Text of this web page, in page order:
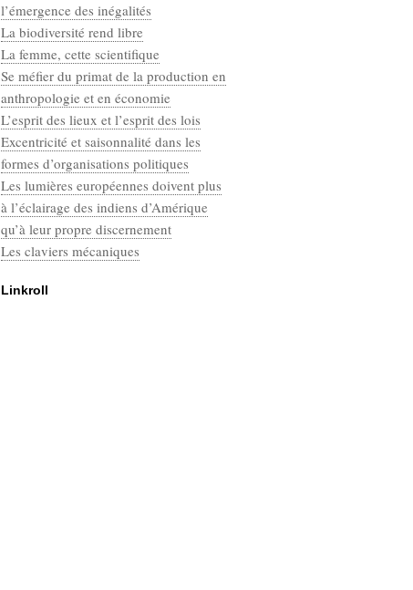
l’émergence des inégalités
La biodiversité rend libre
La femme, cette scientifique
Se méfier du primat de la production en
anthropologie et en économie
L’esprit des lieux et l’esprit des lois
Excentricité et saisonnalité dans les
formes d’organisations politiques
Les lumières européennes doivent plus
à l’éclairage des indiens d’Amérique
qu’à leur propre discernement
Les claviers mécaniques
Linkroll